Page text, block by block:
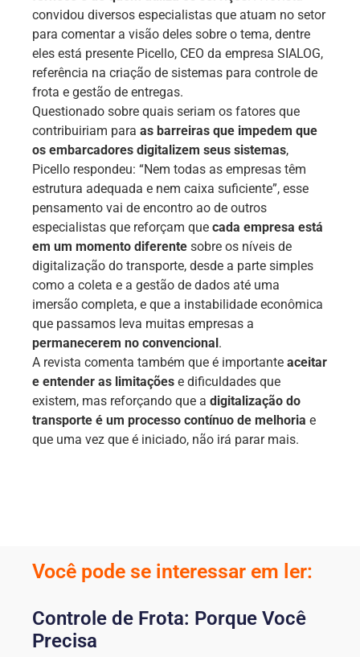
convidou diversos especialistas que atuam no setor
para comentar a visão deles sobre o tema, dentre
eles está presente Picello, CEO da empresa SIALOG,
referência na criação de sistemas para controle de
frota e gestão de entregas.
Questionado sobre quais seriam os fatores que
contribuiriam para as barreiras que impedem que
os embarcadores digitalizem seus sistemas,
Picello respondeu: “Nem todas as empresas têm
estrutura adequada e nem caixa suficiente”, esse
pensamento vai de encontro ao de outros
especialistas que reforçam que cada empresa está
em um momento diferente sobre os níveis de
digitalização do transporte, desde a parte simples
como a coleta e a gestão de dados até uma
imersão completa, e que a instabilidade econômica
que passamos leva muitas empresas a
permanecerem no convencional.
A revista comenta também que é importante aceitar
e entender as limitações e dificuldades que
existem, mas reforçando que a digitalização do
transporte é um processo contínuo de melhoria e
que uma vez que é iniciado, não irá parar mais.
Você pode se interessar em ler:
Controle de Frota: Porque Você
Precisa